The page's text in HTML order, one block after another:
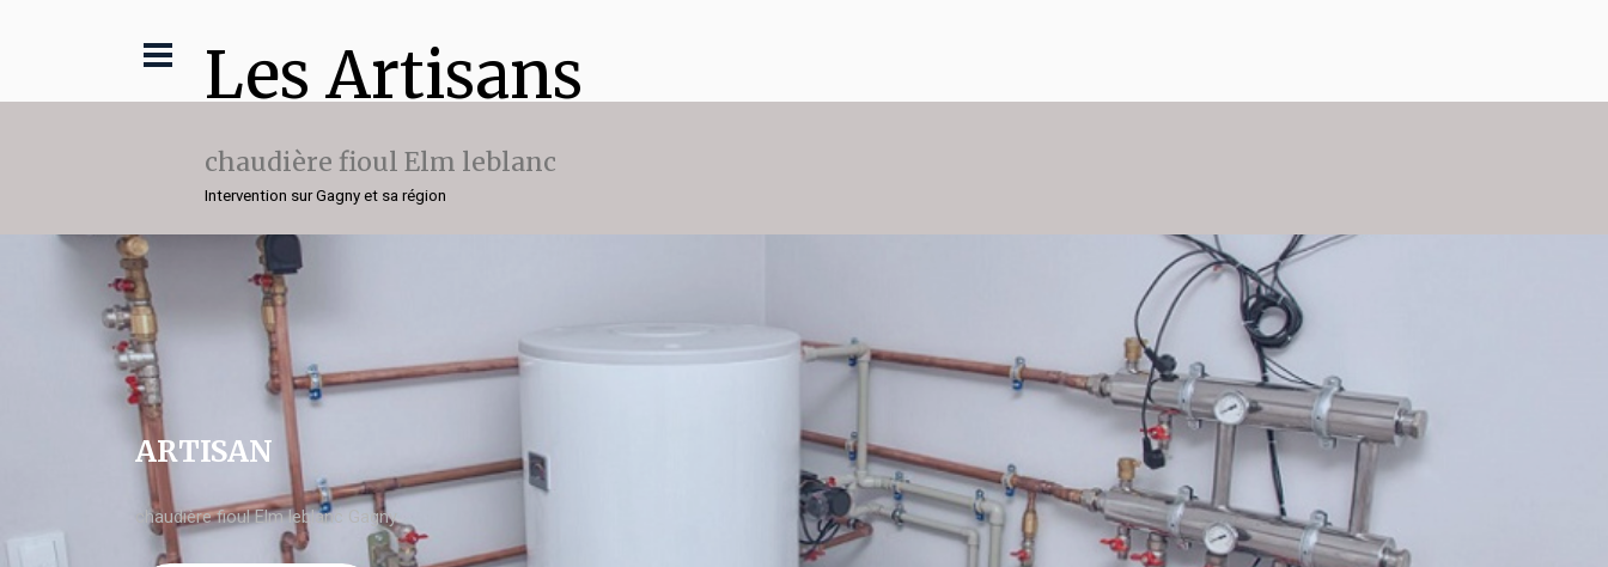
Les Artisans
chaudière fioul Elm leblanc
Intervention sur Gagny et sa région
ARTISAN
chaudière fioul Elm leblanc Gagny